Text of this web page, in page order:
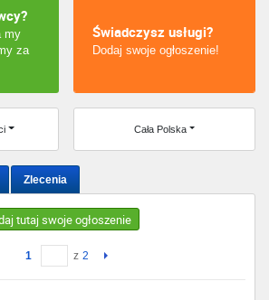
my
za
Świadczysz usługi?
Dodaj swoje ogłoszenie!
Cała Polska
Zlecenia
tutaj swoje ogłoszenie
1 z 2